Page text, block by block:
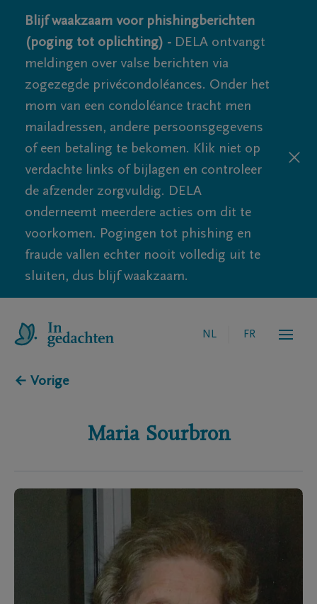
Blijf waakzaam voor phishingberichten
(poging tot oplichting) - DELA ontvangt
meldingen over valse berichten via
zogezegde privécondoléances. Onder het
mom van een condoléance tracht men
mailadressen, andere persoonsgegevens
of een betaling te bekomen. Klik niet op
verdachte links of bijlagen en controleer
de afzender zorgvuldig. DELA
onderneemt meerdere acties om dit te
voorkomen. Pogingen tot phishing en
fraude vallen echter nooit volledig uit te
sluiten, dus blijf waakzaam.
NL FR
← Vorige
Maria Sourbron